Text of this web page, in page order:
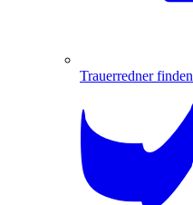
Trauerredner finden